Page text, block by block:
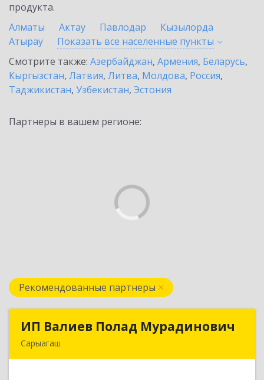
продукта.
Алматы
Актау Павлодар
Кызылорда
Атырау
Показать все населенные пункты
Смотрите также: Азербайджан, Армения, Беларусь,
Кыргызстан, Латвия, Литва, Молдова, Россия,
Таджикистан, Узбекистан, Эстония
Партнеры в вашем регионе:
Рекомендованные партнеры
ИП Валиев Полад Мурадинович
Сарыагаш
ИП Валиев Полад Мурадинович